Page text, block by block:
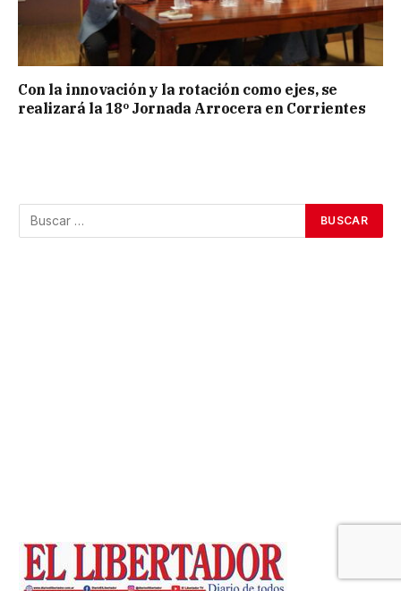
Con la innovación y la rotación como ejes, se
realizará la 18º Jornada Arrocera en Corrientes